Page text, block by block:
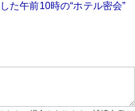
した午前10時の“ホテル密会”